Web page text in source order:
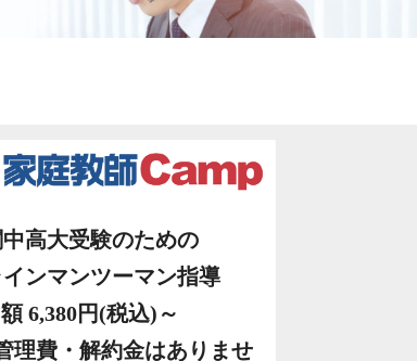
高大受験のための
ンマンツーマン指導
6,380円(税込)～
理費・解約金はありませ